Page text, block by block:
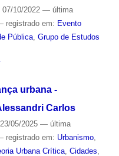
07/10/2022 — última
registrado em: Evento
Pública, Grupo de Estudos
urbana -
Carlos
05/2025 — última
registrado em: Urbanismo,
Urbana Crítica, Cidades